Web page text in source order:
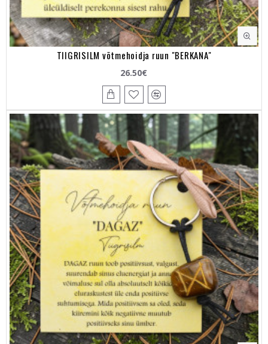
TIIGRISILM võtmehoidja ruun "BERKANA"
26.50€